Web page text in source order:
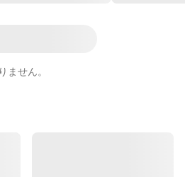
ません。